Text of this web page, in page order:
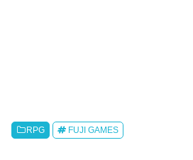
RPG FUJI GAMES